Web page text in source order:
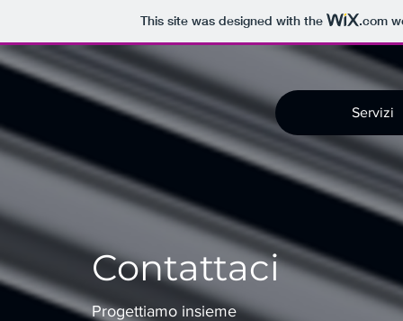
This site was designed with the .com
Servizi
Contattaci
Progettiamo insieme